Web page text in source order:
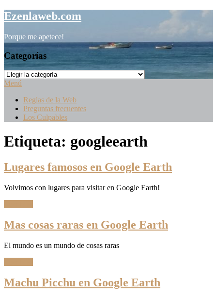
Saltar
al
Ezenlaweb.com
Porque me apetece!
Categorías
Categorías
Menú
Reglas de la Web
Preguntas frecuentes
Los Culpables
Etiqueta: googleearth
Lugares famosos en Google Earth
Volvimos con lugares para visitar en Google Earth!
Mas cosas raras en Google Earth
El mundo es un mundo de cosas raras
Machu Picchu en Google Earth